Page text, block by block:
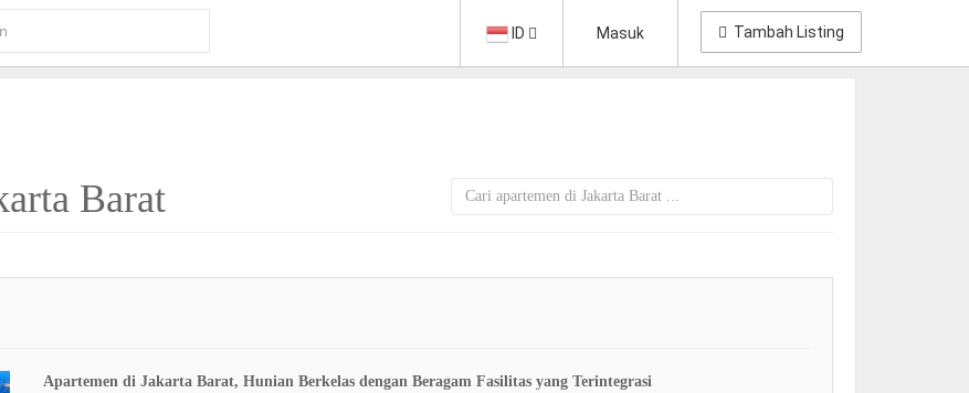
ID Masuk Tambah Listing
Barat
Apartemen di Jakarta Barat, Hunian Berkelas dengan Beragam Fasilitas yang Terintegrasi